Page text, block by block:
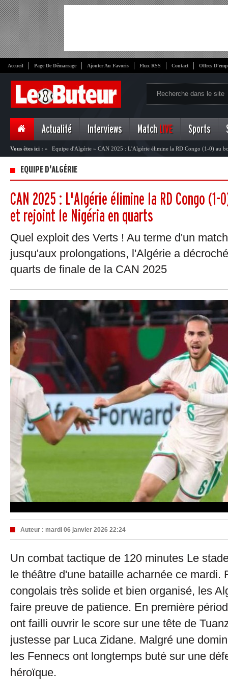
Accueil Page De Démarrage Ajouter Au Favoris Flux RSS Contact Offres
Actualité Interviews Match LIVE Sports
Vous êtes ici : » Equipe d'Algérie » CAN 2025 : L'Algérie élimine la RD Congo (1-0) au
quarts
EQUIPE D'ALGÉRIE
CAN 2025 : L'Algérie élimine la RD Congo
et rejoint le Nigéria en quarts
Quel exploit des Verts ! Au terme d'un
jusqu'aux prolongations, l'Algérie a
quarts de finale de la CAN 2025
Auteur : mardi 06 janvier 2026 22:24
Un combat tactique de 120 minutes Le
le théâtre d'une bataille acharnée ce mardi.
congolais très solide et bien organisé, les
faire preuve de patience. En première
ont failli ouvrir le score sur une tête de
justesse par Luca Zidane. Malgré une
les Fennecs ont longtemps buté sur une
héroïque.